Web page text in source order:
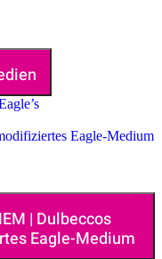
Eagle-Medium
| Dulbeccos
Eagle-Medium